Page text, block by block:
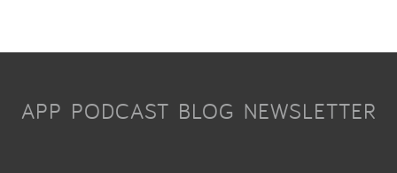
APP PODCAST BLOG NEWSLETTER